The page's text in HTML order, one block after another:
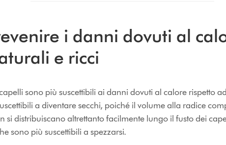
i danni dovuti al
e ricci
sono più suscettibili ai danni dovuti al calore rispetto
a diventare secchi, poiché il volume alla radice
si distribuiscano altrettanto facilmente lungo il fusto dei
sono più suscettibili a spezzarsi.